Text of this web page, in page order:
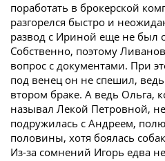
поработать в брокерской
разгорелся быстро и
развод с Ириной еще не был
Собственно, поэтому
вопрос с документами. При
под венец он не спешил,
втором браке. А ведь Ольга,
называл Лекой Петровной,
подружилась с Андреем,
половины, хотя боялась
Из-за сомнений Игорь едва